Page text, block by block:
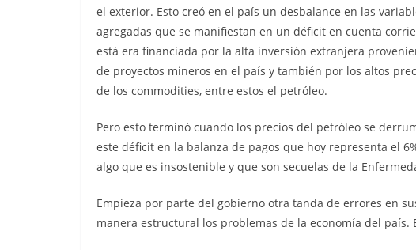
el exterior. Esto creó en el país un desbalance en las
agregadas que se manifiestan en un déficit en cuenta
está era financiada por la alta inversión extranjera
de proyectos mineros en el país y también por los altos
de los commodities, entre estos el petróleo.
Pero esto terminó cuando los precios del petróleo se
este déficit en la balanza de pagos que hoy representa el
algo que es insostenible y que son secuelas de la
Empieza por parte del gobierno otra tanda de errores en
manera estructural los problemas de la economía del país.